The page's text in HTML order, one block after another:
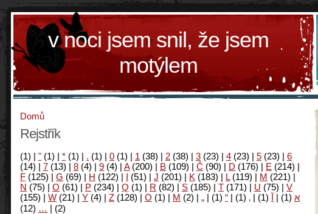
v noci jsem snil, že jsem
motýlem
Domů
Rejstřík
(1) | " (1) | * (1) | . (1) | 0 (1) | 1 (38) | 2 (38) | 3 (23) | 4 (23) | 5 (23) | 6
(14) | 7 (13) | 8 (4) | 9 (4) | A(200) | B (109) | Č (90) | D (176) | E (214) |
F (125) | G (69) | H (122) | I (51) | J (201) | K (183) | L(119) | M (221) |
N (75) | O (61) | P (234) | Q (1) | R (82) | S (185) | T (171) | U (75) | V
(155) | W (21) | Y (4) | Z (128) | Ο (1) | М (2) | א (1)
| آ (1)
|
‚
(1)
|
“
(1)
|
„
(2)
|
…
(12)